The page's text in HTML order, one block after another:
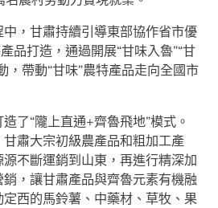
，甘肅持續引導東部協作省市優
品打造，通過開展“甘味入魯”“甘
，帶動“甘味”農特產品走向全國市
了“隴上直通+齊魯飛地”模式。
肅大宗初級農產品和粗加工產
不斷運銷到山東，再進行精深加
，讓甘肅產品與齊魯元素有機融
西的馬鈴薯、中藥材、草牧、果